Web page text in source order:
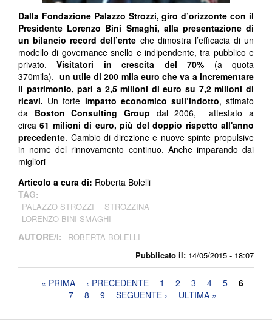
Pubblicato il: 14/05/2015 - 18:07
Dalla Fondazione Palazzo Strozzi, giro d’orizzonte con il
Presidente Lorenzo Bini Smaghi, alla presentazione di
un bilancio record dell’ente che dimostra l’efficacia di un
modello di governance snello e indipendente, tra pubblico e
privato. Visitatori in crescita del 70% (a quota
370mila), un utile di 200 mila euro che va a incrementare
il patrimonio, pari a 2,5 milioni di euro su 7,2 milioni di
ricavi. Un forte impatto economico sull’indotto, stimato
da Boston Consulting Group dal 2006, attestato a
circa61 milioni di euro, più del doppio rispetto all'anno
precedente. Cambio di direzione e nuove spinte propulsive
in nome del rinnovamento continuo. Anche imparando dai
migliori
Articolo a cura di: Roberta Bolelli
TAG:
PALAZZO STROZZI
STROZZINA
LORENZO BINI SMAGHI
AUTORE/I: ROBERTA BOLELLI
Pagine« PRIMA ‹ PRECEDENTE 1 2 3 4 5
6
7
8 9 SEGUENTE › ULTIMA »